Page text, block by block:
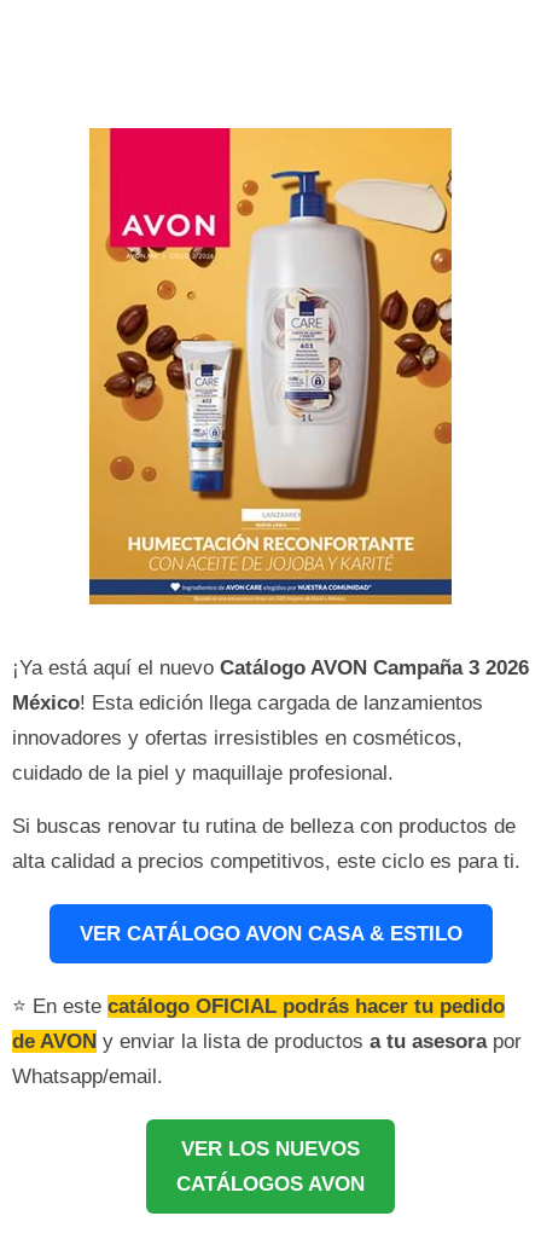
¡Ya está aquí el nuevo Catálogo AVON Campaña 3 2026
México! Esta edición llega cargada de lanzamientos
innovadores y ofertas irresistibles en cosméticos,
cuidado de la piel y maquillaje profesional.
Si buscas renovar tu rutina de belleza con productos de
alta calidad a precios competitivos, este ciclo es para ti.
VER CATÁLOGO AVON CASA & ESTILO
⭐ En este catálogo OFICIAL podrás hacer tu pedido
de AVON y enviar la lista de productos a tu asesora por
Whatsapp/email.
VER LOS NUEVOS
CATÁLOGOS AVON